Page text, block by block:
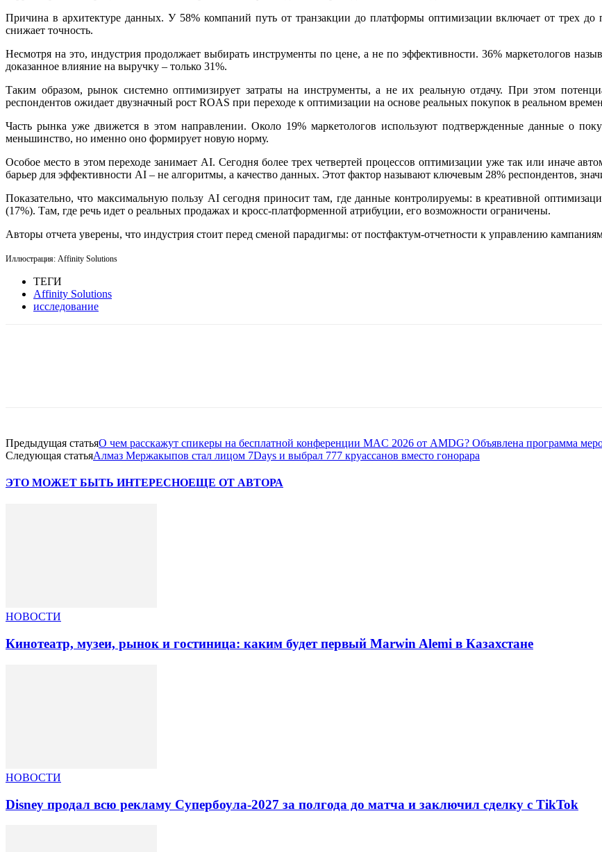
Причина в архитектуре данных. У 58% компаний путь от транзакции до платформы оптимизации включает от трех до
снижает точность.
Несмотря на это, индустрия продолжает выбирать инструменты по цене, а не по эффективности. 36% маркетологов
доказанное влияние на выручку – только 31%.
Таким образом, рынок системно оптимизирует затраты на инструменты, а не их реальную отдачу. При этом
респондентов ожидает двузначный рост ROAS при переходе к оптимизации на основе реальных покупок в реальном
Часть рынка уже движется в этом направлении. Около 19% маркетологов используют подтвержденные данные о
меньшинство, но именно оно формирует новую норму.
Особое место в этом переходе занимает AI. Сегодня более трех четвертей процессов оптимизации уже так или иначе
барьер для эффективности AI – не алгоритмы, а качество данных. Этот фактор называют ключевым 28% респондентов,
Показательно, что максимальную пользу AI сегодня приносит там, где данные контролируемы: в креативной
(17%). Там, где речь идет о реальных продажах и кросс-платформенной атрибуции, его возможности ограничены.
Авторы отчета уверены, что индустрия стоит перед сменой парадигмы: от постфактум-отчетности к управлению
Иллюстрация: Affinity Solutions
ТЕГИ
Affinity Solutions
исследование
Предыдущая статьяО чем расскажут спикеры на бесплатной конференции MAC 2026 от AMDG? Объявлена программа
Следующая статьяАлмаз Мержакыпов стал лицом 7Days и выбрал 777 круассанов вместо гонорара
ЭТО МОЖЕТ БЫТЬ ИНТЕРЕСНОЕЩЕ ОТ АВТОРА
НОВОСТИ
Кинотеатр, музеи, рынок и гостиница: каким будет первый Marwin Alemi в Казахстане
НОВОСТИ
Disney продал всю рекламу Супербоула-2027 за полгода до матча и заключил сделку с TikTok